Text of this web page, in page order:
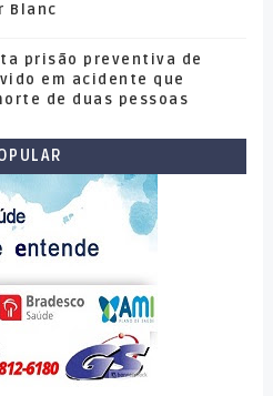
Blanc
prisão preventiva de
em acidente que
de duas pessoas